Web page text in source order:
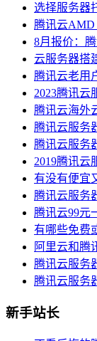
选择服务器
腾讯云AMD
8月报价：
云服务器搭
腾讯云老用
2023腾讯云
腾讯云海外
腾讯云服务
腾讯云服务
2019腾讯云
有没有便宜
腾讯云服务
腾讯云99元
有哪些免费
阿里云和腾
腾讯云服务
腾讯云服务
新手站长